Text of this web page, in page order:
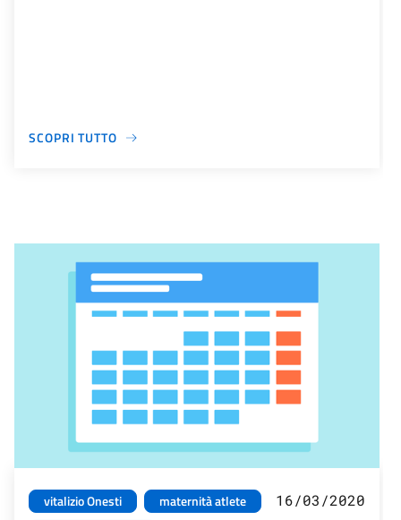
SCOPRI TUTTO
vitalizio Onesti
maternità atlete
16/03/2020